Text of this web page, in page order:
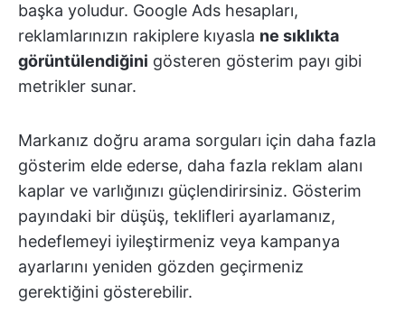
başka yoludur. Google Ads hesapları,
reklamlarınızın rakiplere kıyasla ne sıklıkta
görüntülendiğini gösteren gösterim payı gibi
metrikler sunar.
Markanız doğru arama sorguları için daha fazla
gösterim elde ederse, daha fazla reklam alanı
kaplar ve varlığınızı güçlendirirsiniz. Gösterim
payındaki bir düşüş, teklifleri ayarlamanız,
hedeflemeyi iyileştirmeniz veya kampanya
ayarlarını yeniden gözden geçirmeniz
gerektiğini gösterebilir.